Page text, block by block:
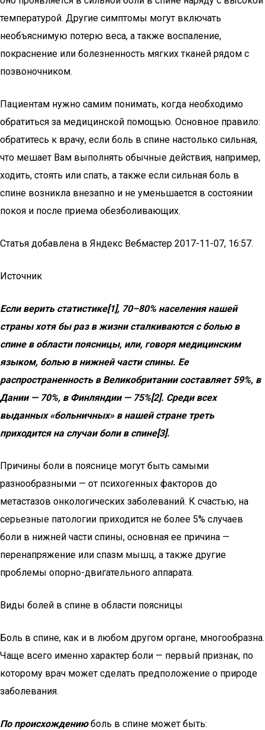
температурой. Другие симптомы могут включать
необъяснимую потерю веса, а также воспаление,
покраснение или болезненность мягких тканей рядом с
позвоночником.
Пациентам нужно самим понимать, когда необходимо
обратиться за медицинской помощью. Основное правило:
обратитесь к врачу, если боль в спине настолько сильная,
что мешает Вам выполнять обычные действия, например,
ходить, стоять или спать, а также если сильная боль в
спине возникла внезапно и не уменьшается в состоянии
покоя и после приема обезболивающих.
Статья добавлена в Яндекс Вебмастер 2017-11-07, 16:57.
Источник
Если верить статистике[1], 70–80% населения нашей
страны хотя бы раз в жизни сталкиваются с болью в
спине в области поясницы, или, говоря медицинским
языком, болью в нижней части спины. Ее
распространенность в Великобритании составляет 59%, в
Дании — 70%, в Финляндии — 75%[2]. Среди всех
выданных «больничных» в нашей стране треть
приходится на случаи боли в спине[3].
Причины боли в пояснице могут быть самыми
разнообразными — от психогенных факторов до
метастазов онкологических заболеваний. К счастью, на
серьезные патологии приходится не более 5% случаев
боли в нижней части спины, основная ее причина —
перенапряжение или спазм мышц, а также другие
проблемы опорно-двигательного аппарата.
Виды болей в спине в области поясницы
Боль в спине, как и в любом другом органе, многообразна.
Чаще всего именно характер боли — первый признак, по
которому врач может сделать предположение о природе
заболевания.
По происхождениюболь в спине может быть: